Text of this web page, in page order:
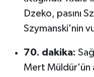
Dzeko, pasını
Szymanski'nin
70. dakika:
Mert Müldür'ün